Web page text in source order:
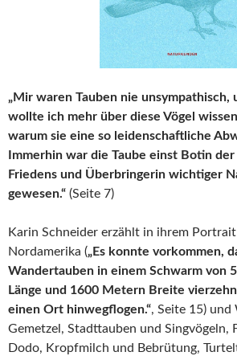
„Mir waren Tauben nie unsympathisch,
wollte ich mehr über diese Vögel
warum sie eine so leidenschaftliche
Immerhin war die Taube einst Botin
Friedens und Überbringerin wichtiger
gewesen.“ (Seite 7)
Karin Schneider erzählt in ihrem
Nordamerika („Es konnte vorkommen,
Wandertauben in einem Schwarm von
Länge und 1600 Metern Breite
einen Ort hinwegflogen.“, Seite 15)
Gemetzel, Stadttauben und Singvögeln,
Dodo, Kropfmilch und Bebrütung,